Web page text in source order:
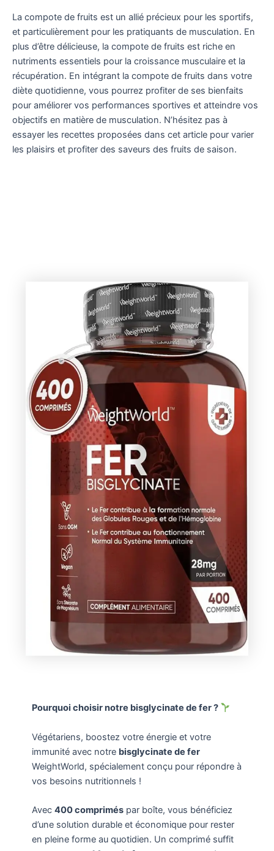
La compote de fruits est un allié précieux pour les sportifs,
et particulièrement pour les pratiquants de musculation. En
plus d’être délicieuse, la compote de fruits est riche en
nutriments essentiels pour la croissance musculaire et la
récupération. En intégrant la compote de fruits dans votre
diète quotidienne, vous pourrez profiter de ses bienfaits
pour améliorer vos performances sportives et atteindre vos
objectifs en matière de musculation. N’hésitez pas à
essayer les recettes proposées dans cet article pour varier
les plaisirs et profiter des saveurs des fruits de saison.
Pourquoi choisir notre bisglycinate de fer ?
Végétariens, boostez votre énergie et votre
immunité avec notre bisglycinate de fer
WeightWorld, spécialement conçu pour répondre à
vos besoins nutritionnels !
Avec 400 compriméspar boîte, vous bénéficiez
d’une solution durable et économique pour rester
en pleine forme au quotidien. Un comprimé suffit